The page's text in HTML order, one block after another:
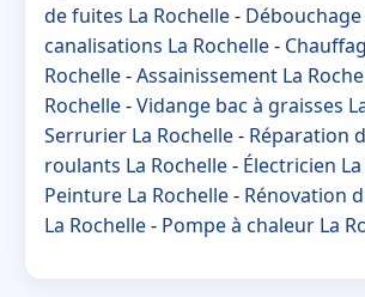
de fuites La Rochelle-
canalisations La Rochelle-
Rochelle-Assainissement La
Rochelle-Vidange bac à graisses
Serrurier La Rochelle- Réparation
roulants La Rochelle- Électricien
Peinture La Rochelle- Rénovation
La Rochelle- Pompe à chaleur La